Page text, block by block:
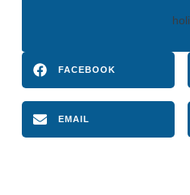
holi
FACEBOOK
EMAIL